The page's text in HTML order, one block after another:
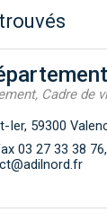
Cadre de
Ier, 59300
03 27 33 38